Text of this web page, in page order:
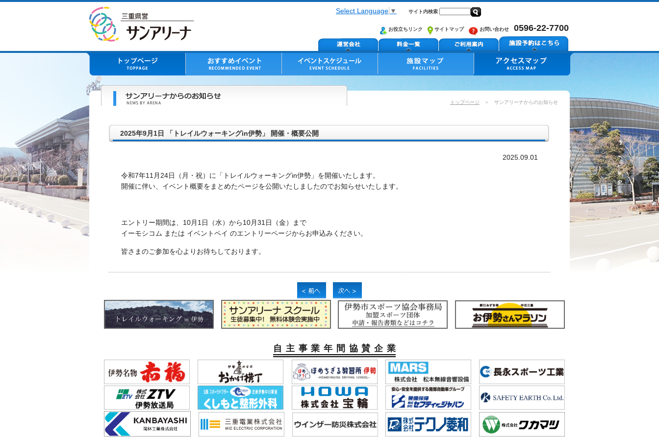
Select Language ▼ サイト内検索
お役立ちリンク サイトマップ お問い合わせ 0596-22-7700
トップページ ＞ サンアリーナからのお知らせ
2025年9月1日 「トレイルウォーキングin伊勢」 開催・概要公開
2025.09.01
令和7年11月24日（月・祝）に「トレイルウォーキングin伊勢」を開催いたします。
開催に伴い、イベント概要をまとめたページを公開いたしましたのでお知らせいたします。
エントリー期間は、10月1日（水）から10月31日（金）まで
イーモシコム または イベントペイ のエントリーページからお申込みください。
皆さまのご参加を心よりお待ちしております。
自主事業年間協賛企業